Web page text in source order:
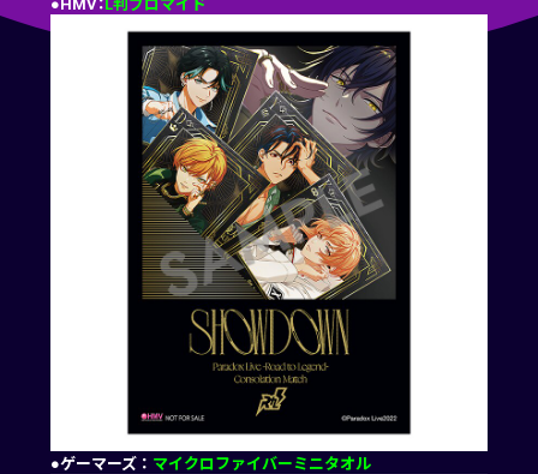
●HMV： L判ブロマイド
●ゲーマーズ： マイクロファイバーミニタオル